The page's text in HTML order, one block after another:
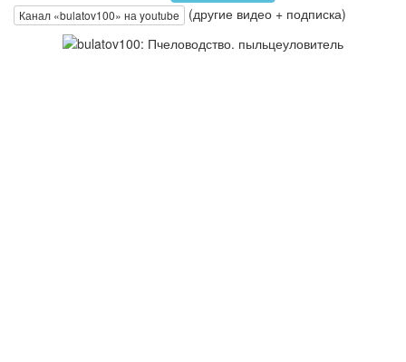
Канал «bulatov100» на youtube (другие видео + подписка)